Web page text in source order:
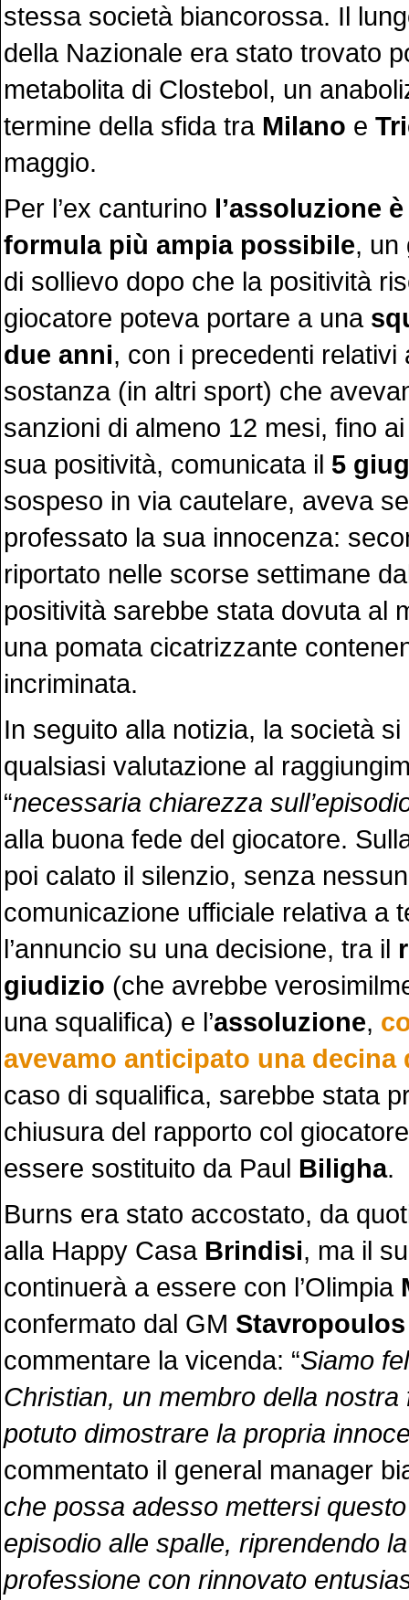
stessa società biancorossa. Il
della Nazionale era stato trovato
metabolita di Clostebol, un
termine della sfida tra Milano e
maggio.
Per l’ex canturino l’assoluzione
formula più ampia possibile, un
di sollievo dopo che la positività
giocatore poteva portare a una
due anni, con i precedenti relativi
sostanza (in altri sport) che
sanzioni di almeno 12 mesi, fino
sua positività, comunicata il 5
sospeso in via cautelare, aveva
professato la sua innocenza:
riportato nelle scorse settimane
positività sarebbe stata dovuta al
una pomata cicatrizzante
incriminata.
In seguito alla notizia, la società
qualsiasi valutazione al
“necessaria chiarezza
alla buona fede del giocatore.
poi calato il silenzio, senza
comunicazione ufficiale relativa a
l’annuncio su una decisione, tra il
giudizio (che avrebbe
una squalifica) e l’assoluzione,
avevamo anticipato una decina
caso di squalifica, sarebbe stata
chiusura del rapporto col
essere sostituito da Paul Biligha.
Burns era stato accostato, da
alla Happy Casa Brindisi, ma il
continuerà a essere con l’Olimpia
confermato dal GM Stavropoulos
commentare la vicenda: “Siamo
Christian, un membro della nostra
potuto dimostrare la propria
commentato il general manager
che possa adesso mettersi
episodio alle spalle, riprendendo
professione con rinnovato